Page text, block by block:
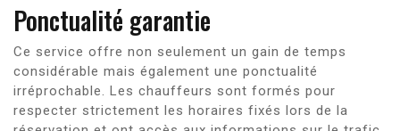
Ponctualité garantie
Ce service offre non seulement un gain de temps
considérable mais également une ponctualité
irréprochable. Les chauffeurs sont formés pour
respecter strictement les horaires fixés lors de la